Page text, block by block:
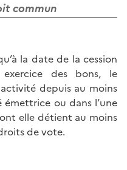
commun
la date de la cession
des bons, le
depuis au moins
ou dans l’une
elle détient au moins
de vote.